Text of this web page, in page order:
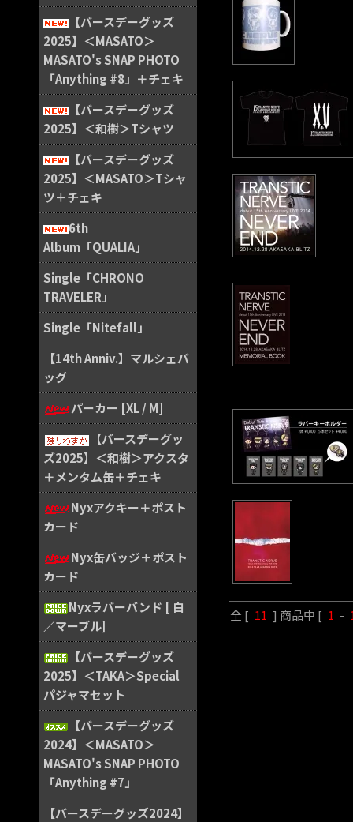
【バースデーグッズ
2025】＜MASATO＞
MASATO's SNAP PHOTO
「Anything #8」＋チェキ
【バースデーグッズ
2025】＜和樹＞Tシャツ
【バースデーグッズ
2025】＜MASATO＞Tシャ
ツ＋チェキ
6th
Album「QUALIA」
Single「CHRONO
TRAVELER」
Single「Nitefall」
【14th Anniv.】マルシェバ
ッグ
パーカー [XL / M]
【バースデーグッ
ズ2025】＜和樹＞アクスタ
＋メンタム缶＋チェキ
Nyxアクキー＋ポスト
カード
Nyx缶バッジ＋ポスト
カード
Nyxラバーバンド [ 白
／マーブル]
【バースデーグッズ
2025】＜TAKA＞Special
パジャマセット
【バースデーグッズ
2024】＜MASATO＞
MASATO's SNAP PHOTO
「Anything #7」
【バースデーグッズ2024】
全 [ 11 ] 商品中 [ 1 -